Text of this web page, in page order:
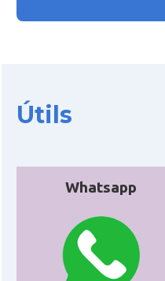
Casal
Útils
Whatsapp